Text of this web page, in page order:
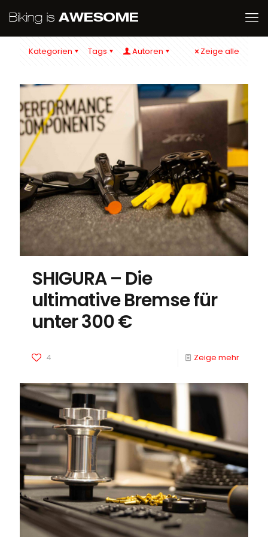
Kategorien Tags Autoren Zeige alle
SHIGURA – Die
ultimative Bremse für
unter 300 €
4 Zeige mehr